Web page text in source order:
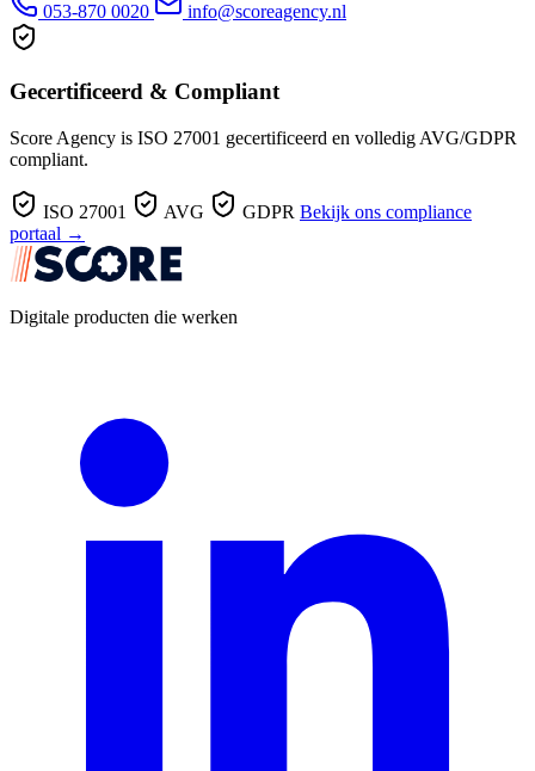
053-870 0020 info@scoreagency.nl
Gecertificeerd & Compliant
Score Agency is ISO 27001 gecertificeerd en volledig AVG/GDPR
compliant.
ISO 27001 AVG GDPR Bekijk ons compliance
portaal →
Digitale producten die werken